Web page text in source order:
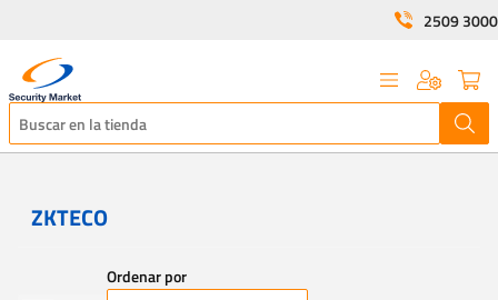
2509 3000
ZKTECO
Ordenar por